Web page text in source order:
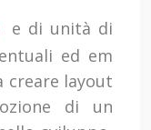
e di unità di
ed em
creare layout
di un